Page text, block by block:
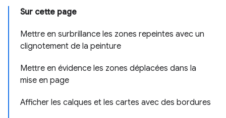
Sur cette page
Mettre en surbrillance les zones repeintes avec un
clignotement de la peinture
Mettre en évidence les zones déplacées dans la
mise en page
Afficher les calques et les cartes avec des bordures